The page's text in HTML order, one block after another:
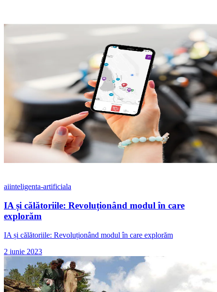
aiinteligenta-artificiala
IA și călătoriile: Revoluționând modul în care
explorăm
IA și călătoriile: Revoluționând modul în care explorăm
2 iunie 2023